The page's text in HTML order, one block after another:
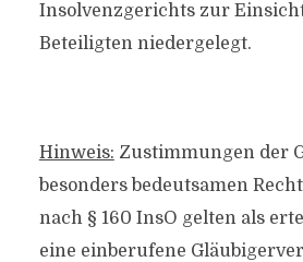
Insolvenzgerichts zur
Beteiligten niedergelegt.
Hinweis: Zustimmungen der
besonders bedeutsamen
nach § 160 InsO gelten als
eine einberufene